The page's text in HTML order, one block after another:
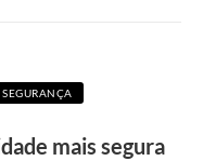
mais segura